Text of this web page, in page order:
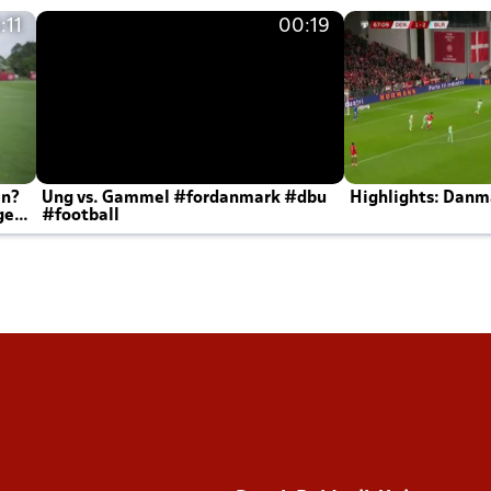
00:19
Ung vs. Gammel #fordanmark #dbu
#football
Highlights: